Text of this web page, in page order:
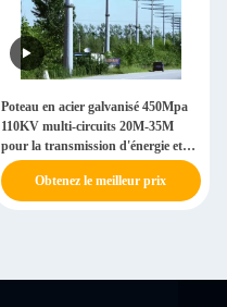
Poteau en acier galvanisé 450Mpa
110KV multi-circuits 20M-35M
pour la transmission d'énergie et
l'érection de fils
Obtenez le meilleur prix